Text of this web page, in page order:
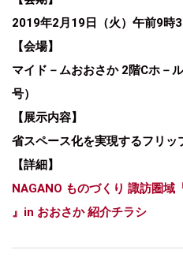
2019年2月19日（火）午前9時
【会場】
マイド－ムおおさか 2階Cホ－
号）
【展示内容】
省スペース化を実現するフリッ
【詳細】
NAGANO ものづくり 諏訪圏域
』in おおさか 紹介チラシ